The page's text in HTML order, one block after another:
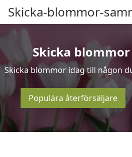
Skicka-blommor-
Skicka
Skicka blommor idag till någon
Populära återförsäljare